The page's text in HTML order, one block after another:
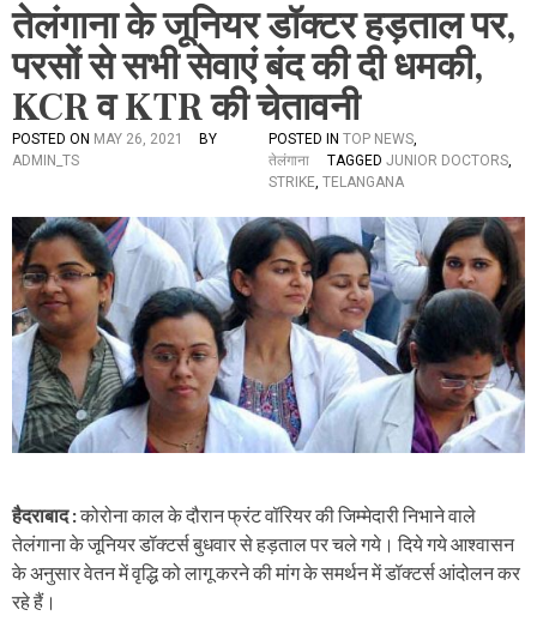
तेलंगाना के जूनियर डॉक्टर हड़ताल पर,
परसों से सभी सेवाएं बंद की दी धमकी,
KCR व KTR की चेतावनी
POSTED ON MAY 26, 2021
BY
ADMIN_TS
POSTED IN TOP NEWS,
तेलंगाना
TAGGED JUNIOR DOCTORS,
STRIKE, TELANGANA
हैदराबाद :कोरोना काल के दौरान फ्रंट वॉरियर की जिम्मेदारी निभाने वाले
तेलंगाना के जूनियर डॉक्टर्स बुधवार से हड़ताल पर चले गये। दिये गये आश्वासन
के अनुसार वेतन में वृद्धि को लागू करने की मांग के समर्थन में डॉक्टर्स आंदोलन कर
रहे हैं।